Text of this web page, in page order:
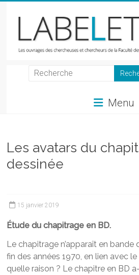
LabeLettres
et
chercheurs
de
des
Menu
Les avatars du
dessinée
15 janvier 2019
Étude du chapitrage en BD.
Le chapitrage n’apparaît en bande
fin des années 1970, en lien avec
quelle raison ? Le chapitre en BD